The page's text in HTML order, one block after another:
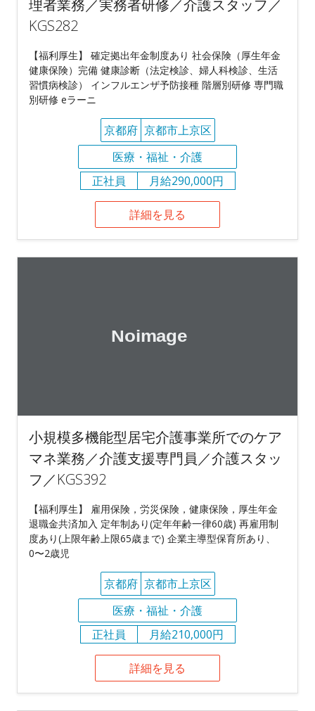
理者業務／実務者研修／介護スタッフ／
KGS282
【福利厚生】 確定拠出年金制度あり 社会保険（厚生年金
健康保険）完備 健康診断（法定検診、婦人科検診、生活
習慣病検診） インフルエンザ予防接種 階層別研修 専門職
別研修 eラーニ
京都府 京都市上京区
医療・福祉・介護
正社員
月給290,000円
詳細を見る
小規模多機能型居宅介護事業所でのケア
マネ業務／介護支援専門員／介護スタッ
フ／KGS392
【福利厚生】 雇用保険，労災保険，健康保険，厚生年金
退職金共済加入 定年制あり(定年年齢一律60歳) 再雇用制
度あり(上限年齢上限65歳まで) 企業主導型保育所あり、
0〜2歳児
京都府 京都市上京区
医療・福祉・介護
正社員
月給210,000円
詳細を見る